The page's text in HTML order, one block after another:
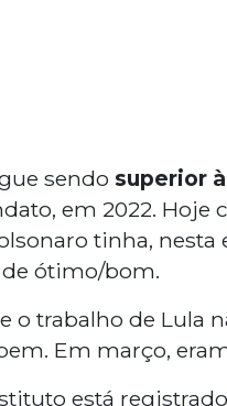
sendo superior
em 2022. Hoje
tinha, nesta
de ótimo/bom.
o trabalho de Lula
Em março,
está